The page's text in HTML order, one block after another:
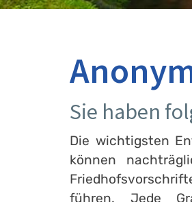
Sie haben
Die wichtigsten
können
führen. Jede